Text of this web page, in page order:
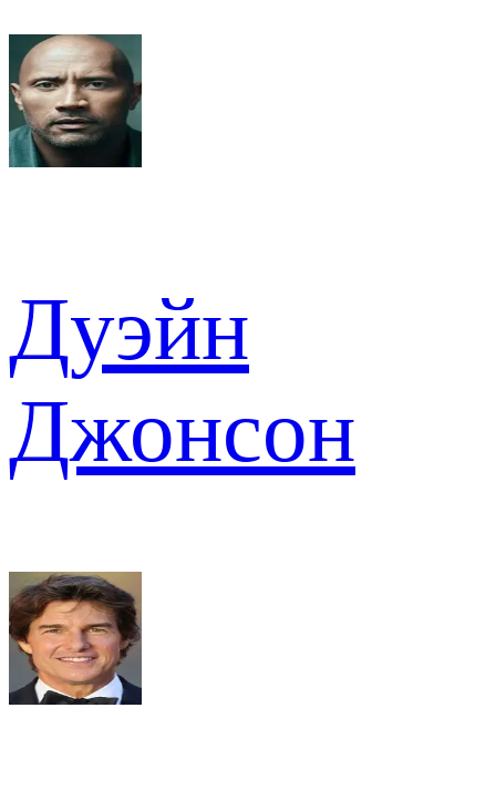
Дуэйн
Джонсон